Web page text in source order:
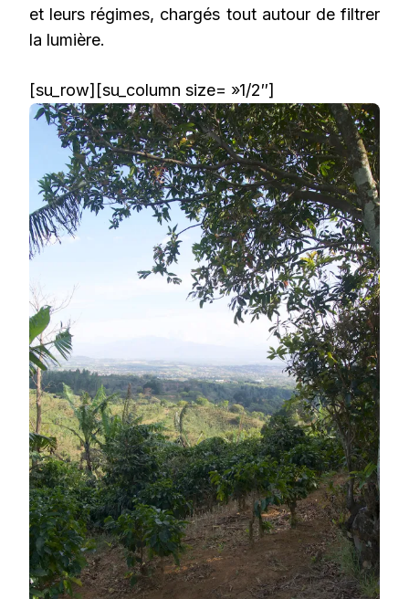
et leurs régimes, chargés tout autour de filtrer
la lumière.
[su_row][su_column size= »1/2″]